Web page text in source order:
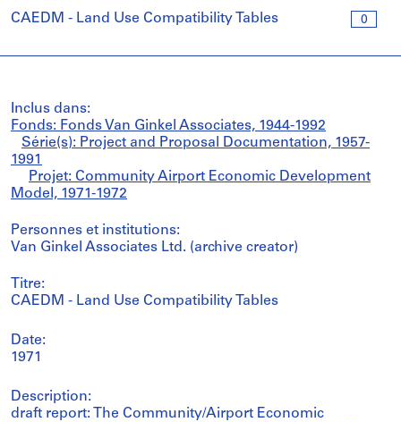
0
CAEDM - Land Use Compatibility Tables
Inclus dans:
Fonds: Fonds Van Ginkel Associates, 1944-1992
Série(s): Project and Proposal Documentation, 1957-
1991
Projet: Community Airport Economic Development
Model, 1971-1972
Personnes et institutions:
Van Ginkel Associates Ltd. (archive creator)
Titre:
CAEDM - Land Use Compatibility Tables
Date:
1971
Description:
draft report: The Community/Airport Economic